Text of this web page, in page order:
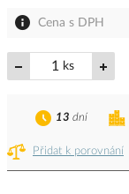
Cena s DPH
ks
Přidat k porovnání
13 dní